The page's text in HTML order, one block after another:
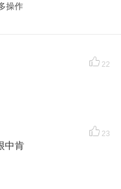
操作
22
23
中肯